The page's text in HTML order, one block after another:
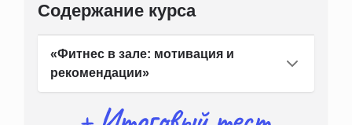
Содержание курса
«Фитнес в зале: мотивация и
рекомендации»